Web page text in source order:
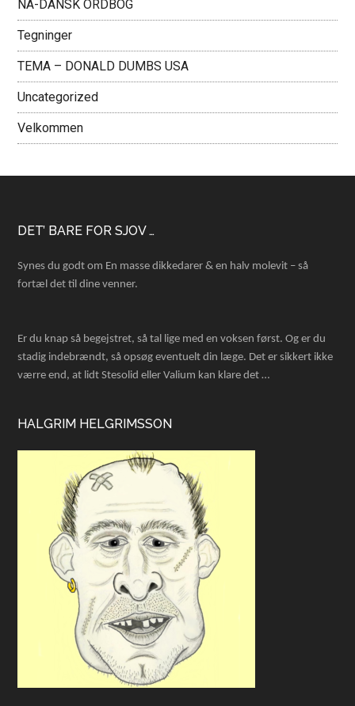
NÅ-DANSK ORDBOG
Tegninger
TEMA – DONALD DUMBS USA
Uncategorized
Velkommen
Footer
DET’ BARE FOR SJOV …
Synes du godt om En masse dikkedarer & en halv molevit – så
fortæl det til dine venner.
Er du knap så begejstret, så tal lige med en voksen først. Og er du
stadig indebrændt, så opsøg eventuelt din læge. Det er sikkert ikke
værre end, at lidt Stesolid eller Valium kan klare det …
HALGRIM HELGRIMSSON